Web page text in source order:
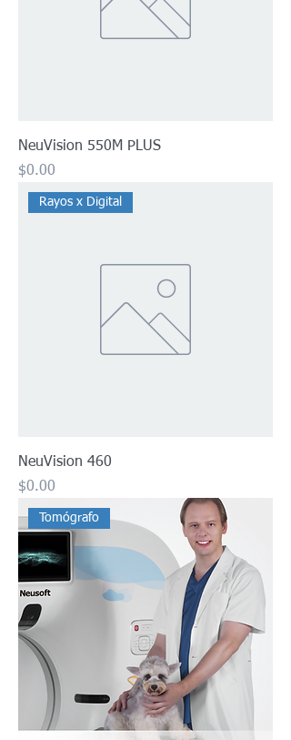
NeuVision 550M PLUS
Precio
$0.00
Rayos x Digital
NeuVision 460
Precio
$0.00
Tomógrafo